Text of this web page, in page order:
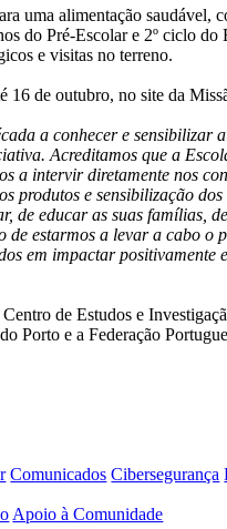
uma alimentação saudável,
do Pré-Escolar e 2º ciclo
e visitas no terreno.
16 de outubro, no site da
a conhecer e sensibilizar
Acreditamos que a
intervir diretamente nos
e sensibilização
de educar as suas famílias,
de estarmos a levar a cabo o
em impactar
de Estudos e
e a Federação
Comunicados Cibersegurança
Apoio à Comunidade